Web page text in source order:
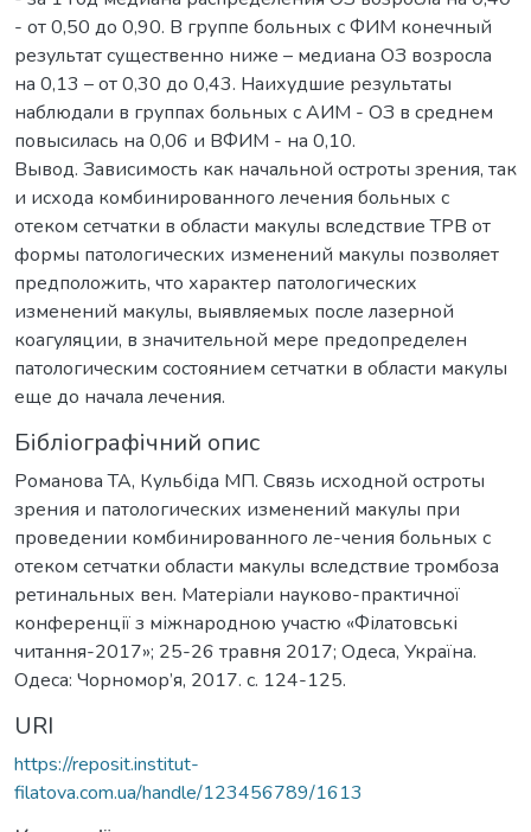
- от 0,50 до 0,90. В группе больных с ФИМ конечный
результат существенно ниже – медиана ОЗ возросла
на 0,13 – от 0,30 до 0,43. Наихудшие результаты
наблюдали в группах больных с АИМ - ОЗ в среднем
повысилась на 0,06 и ВФИМ - на 0,10.
Вывод. Зависимость как начальной остроты зрения, так
и исхода комбинированного лечения больных с
отеком сетчатки в области макулы вследствие ТРВ от
формы патологических изменений макулы позволяет
предположить, что характер патологических
изменений макулы, выявляемых после лазерной
коагуляции, в значительной мере предопределен
патологическим состоянием сетчатки в области макулы
еще до начала лечения.
Бібліографічний опис
Романова ТА, Кульбіда МП. Связь исходной остроты
зрения и патологических изменений макулы при
проведении комбинированного ле-чения больных с
отеком сетчатки области макулы вследствие тромбоза
ретинальных вен. Матеріали науково-практичної
конференції з міжнародною участю «Філатовські
читання-2017»; 25-26 травня 2017; Одеса, Україна.
Одеса: Чорномор’я, 2017. c. 124-125.
URI
https://reposit.institut-
filatova.com.ua/handle/123456789/1613